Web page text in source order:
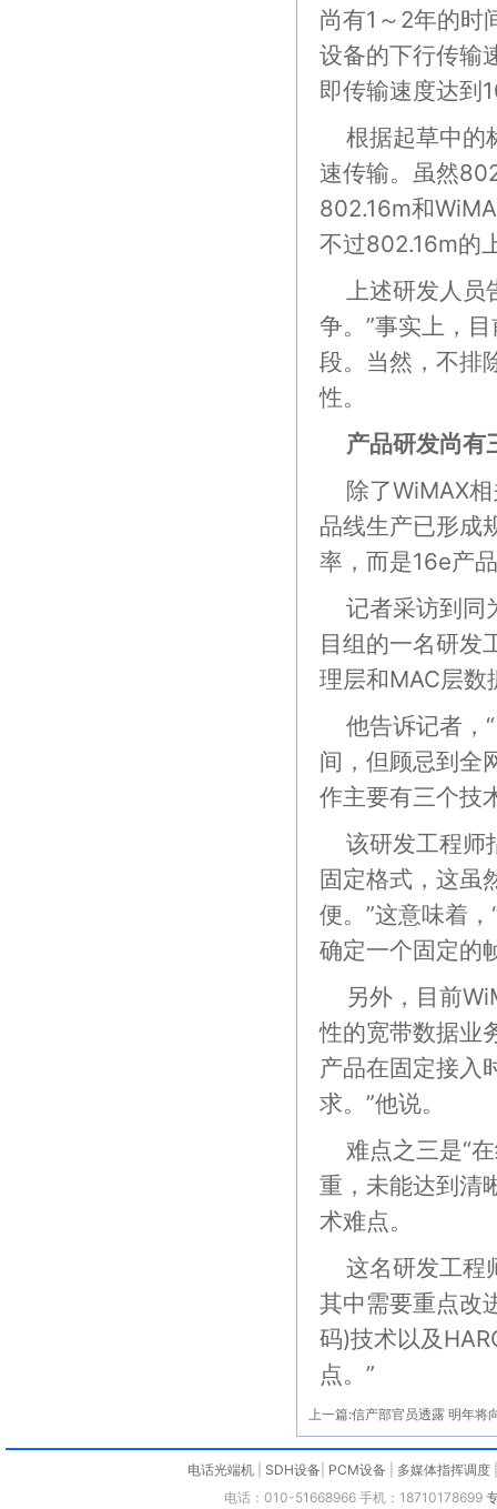
尚有1～2年的时
设备的下行传输
即传输速度达到
根据起草中的
速传输。虽然
802.16m和
不过802.16m的
上述研发人员
争。”事实上，
段。当然，不排
性。
产品研发尚有
除了WiMAX
品线生产已形成
率，而是16e产
记者采访到同
目组的一名研发
理层和MAC层数
他告诉记者，
间，但顾忌到全
作主要有三个技
该研发工程师
固定格式，这虽
便。”这意味着
确定一个固定的
另外，目前
性的宽带数据业
产品在固定接入
求。”他说。
难点之三是“
重，未能达到清
术难点。
这名研发工程
其中需要重点改
码)技术以及
点。”
上一篇:信产部官员透露 明年将
电话光端机 SDH设备 PCM设备 多媒体指挥调度
电话：010-51668966 手机：18710178699